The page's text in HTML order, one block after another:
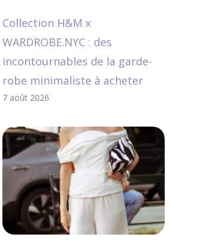
Collection H&M x
WARDROBE.NYC : des
incontournables de la garde-
robe minimaliste à acheter
7 août 2026